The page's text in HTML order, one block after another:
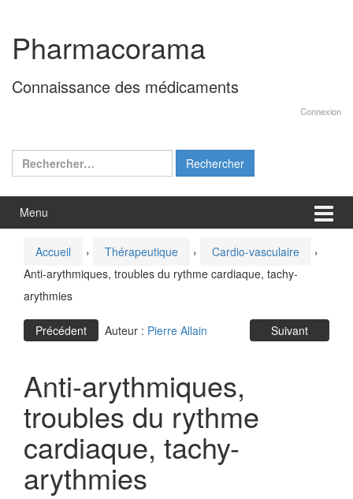
contenu
menu
principal
Pharmacorama
Connaissance des médicaments
Connexion
Rechercher :
Menu
Accueil › Thérapeutique › Cardio-vasculaire
›
Anti-arythmiques, troubles du rythme cardiaque, tachy-
arythmies
Précédent Suivant
Auteur : Pierre Allain
Anti-arythmiques,
troubles du rythme
cardiaque, tachy-
arythmies